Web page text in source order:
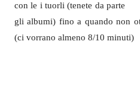
con le i tuorli (tenete da parte
gli albumi) fino a quando non
(ci vorrano almeno 8/10 minuti)